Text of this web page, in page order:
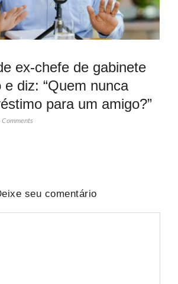
ex-chefe de gabinete
e diz: “Quem nunca
para um amigo?”
Comments
seu comentário